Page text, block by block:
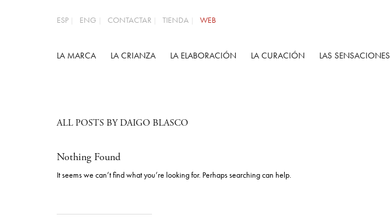
ESP ENG CONTACTAR TIENDA WEB
LA MARCA LA CRIANZA LA ELABORACIÓN LA CURACIÓN LAS SENSACIONES
ALL POSTS BY DAIGO BLASCO
Nothing Found
It seems we can’t find what you’re looking for. Perhaps searching can help.